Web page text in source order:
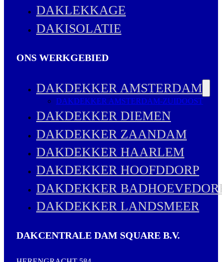
DAKLEKKAGE
DAKISOLATIE
ONS WERKGEBIED
DAKDEKKER AMSTERDAM
DAKDEKKER AMSTERDAM-ZUIDOOST
DAKDEKKER DIEMEN
DAKDEKKER ZAANDAM
DAKDEKKER HAARLEM
DAKDEKKER HOOFDDORP
DAKDEKKER
DAKDEKKER LANDSMEER
DAKCENTRALE DAM SQUARE B.V.